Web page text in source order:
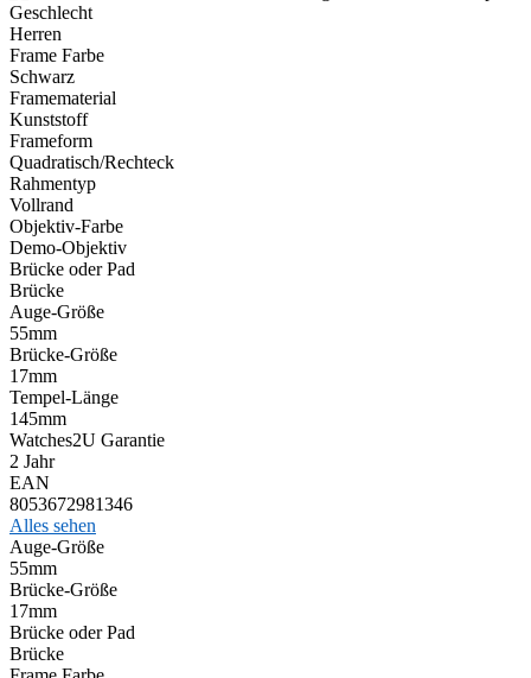
Geschlecht
Herren
Frame Farbe
Schwarz
Framematerial
Kunststoff
Frameform
Quadratisch/Rechteck
Rahmentyp
Vollrand
Objektiv-Farbe
Demo-Objektiv
Brücke oder Pad
Brücke
Auge-Größe
55mm
Brücke-Größe
17mm
Tempel-Länge
145mm
Watches2U Garantie
2 Jahr
EAN
8053672981346
Alles sehen
Auge-Größe
55mm
Brücke-Größe
17mm
Brücke oder Pad
Brücke